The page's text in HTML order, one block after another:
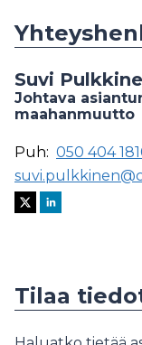
Suvi
Johtava
maahanmuutto
Puh: 050 404
Tilaa